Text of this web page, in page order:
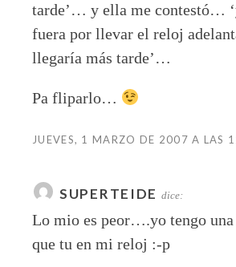
tarde’… y ella me contestó…
fuera por llevar el reloj
llegaría más tarde’…
Pa fliparlo…
JUEVES, 1 MARZO DE 2007 A LAS
SUPERTEIDE dice:
Lo mio es peor….yo tengo una
que tu en mi reloj :-p